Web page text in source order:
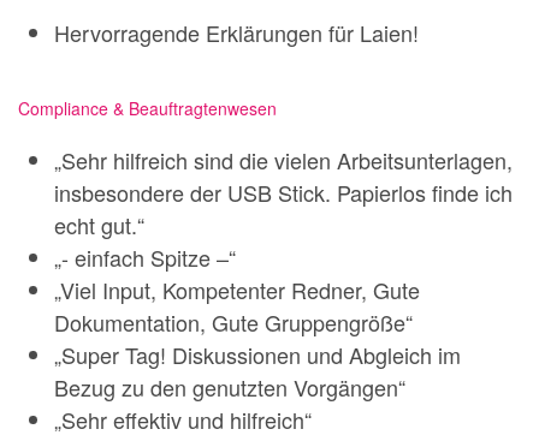
Hervorragende Erklärungen für Laien!
Compliance & Beauftragtenwesen
„Sehr hilfreich sind die vielen Arbeitsunterlagen,
insbesondere der USB Stick. Papierlos finde ich
echt gut.“
„- einfach Spitze –“
„Viel Input, Kompetenter Redner, Gute
Dokumentation, Gute Gruppengröße“
„Super Tag! Diskussionen und Abgleich im
Bezug zu den genutzten Vorgängen“
„Sehr effektiv und hilfreich“